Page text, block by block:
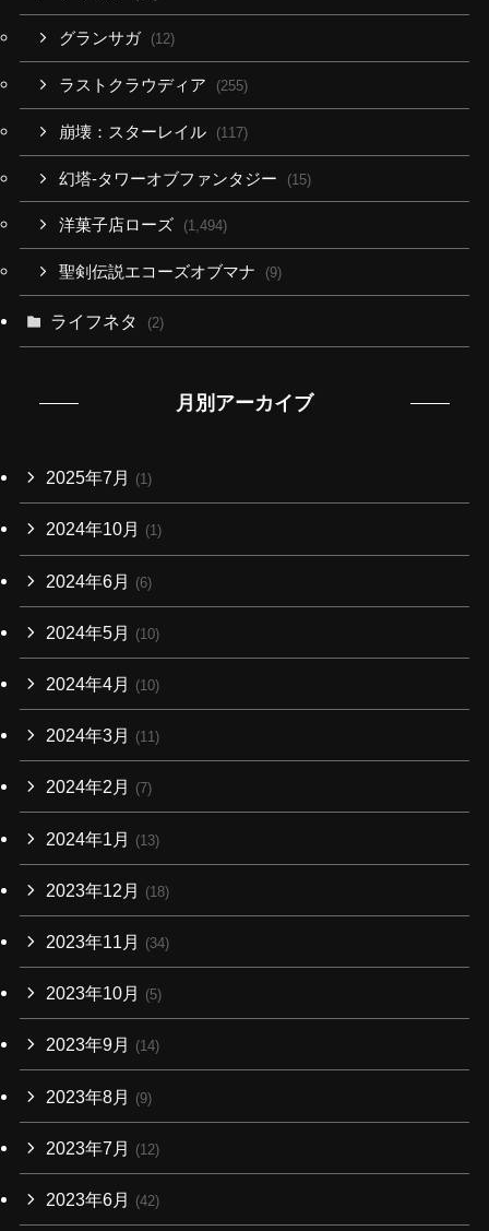
グランサガ (12)
ラストクラウディア (255)
崩壊：スターレイル (117)
幻塔-タワーオブファンタジー (15)
洋菓子店ローズ (1,494)
聖剣伝説エコーズオブマナ (9)
ライフネタ (2)
月別アーカイブ
2025年7月 (1)
2024年10月 (1)
2024年6月 (6)
2024年5月 (10)
2024年4月 (10)
2024年3月 (11)
2024年2月 (7)
2024年1月 (13)
2023年12月 (18)
2023年11月 (34)
2023年10月 (5)
2023年9月 (14)
2023年8月 (9)
2023年7月 (12)
2023年6月 (42)